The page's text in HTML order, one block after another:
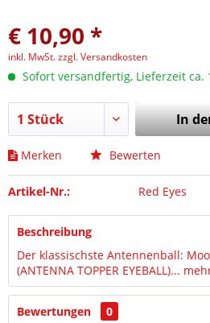
€ 10,90 *
inkl. MwSt.zzgl. Versandkosten
Sofort versandfertig, Lieferzeit ca.
In
Merken Bewerten
Artikel-Nr.: Red Eyes
Beschreibung
Der klassischste Antennenball:
(ANTENNA TOPPER EYEBALL)...
Bewertungen
0